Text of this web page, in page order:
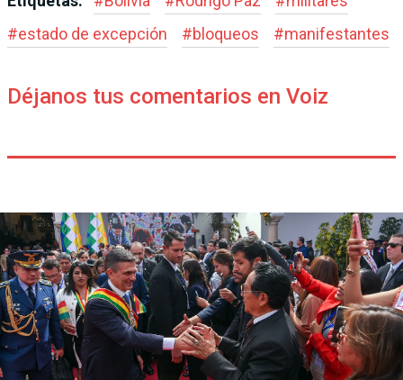
#estado de excepción #bloqueos #manifestantes
Déjanos tus comentarios en Voiz